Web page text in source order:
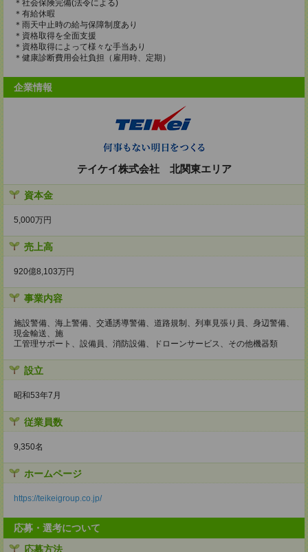
＊社会保険完備(法令による)
＊有給休暇
＊雨天中止時の給与保障制度あり
＊資格取得を全面支援
＊資格取得によって様々な手当あり
＊健康診断費用会社負担（雇用時、定期）
企業情報
テイケイ株式会社 北関東エリア
資本金
5,000万円
売上高
920億8,103万円
事業内容
施設警備、海上警備、交通誘導警備、道路規制、列車見張り員、身辺警備、
現金輸送、施
工管理サポート、設備員、消防設備、ドローンサービス、その他機器類
設立
昭和53年7月
従業員数
9,350名
ホームページ
https://teikeigroup.co.jp/
応募・選考について
応募方法